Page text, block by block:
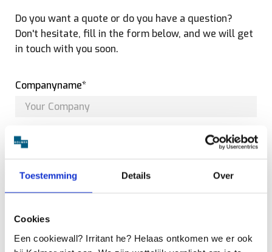
Toestemming Details Over
Cookies
Een cookiewall? Irritant he? Helaas ontkomen we er ook
Do you want a quote or do you have a question?
Don't hesitate, fill in the form below, and we will get
in touch with you soon.
Companyname*
Firstname*
Lastname*
Phone*